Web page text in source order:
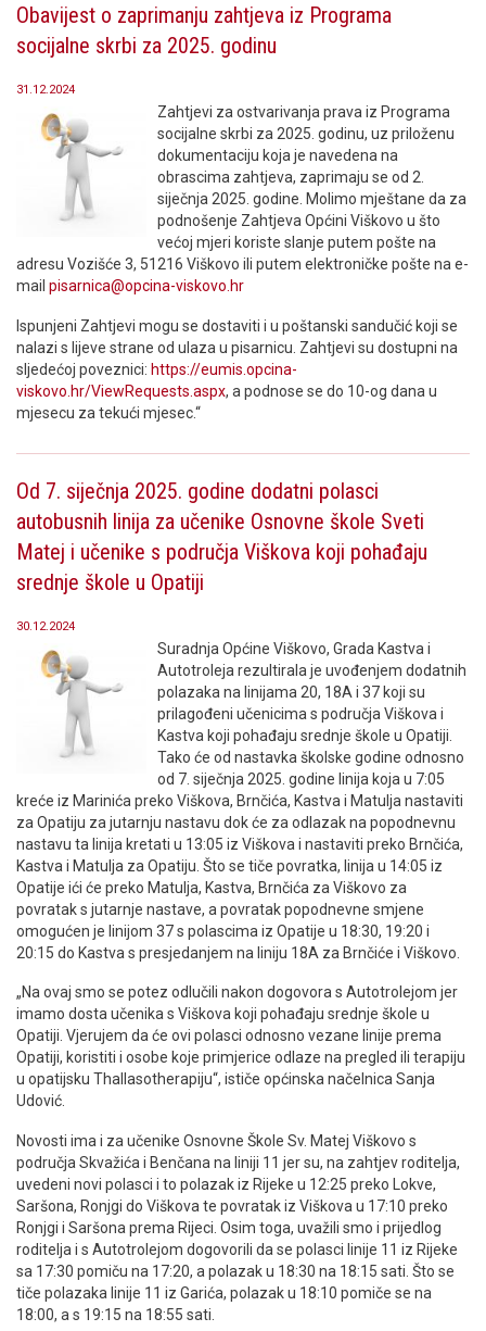
Obavijest o zaprimanju zahtjeva iz Programa
socijalne skrbi za 2025. godinu
31.12.2024
Zahtjevi za ostvarivanja prava iz Programa
socijalne skrbi za 2025. godinu, uz priloženu
dokumentaciju koja je navedena na
obrascima zahtjeva, zaprimaju se od 2.
siječnja 2025. godine. Molimo mještane da za
podnošenje Zahtjeva Općini Viškovo u što
većoj mjeri koriste slanje putem pošte na
adresu Vozišće 3, 51216 Viškovo ili putem elektroničke pošte na e-
mail pisarnica@opcina-viskovo.hr
Ispunjeni Zahtjevi mogu se dostaviti i u poštanski sandučić koji se
nalazi s lijeve strane od ulaza u pisarnicu. Zahtjevi su dostupni na
sljedećoj poveznici: https://eumis.opcina-
viskovo.hr/ViewRequests.aspx, a podnose se do 10-og dana u
mjesecu za tekući mjesec.“
Od 7. siječnja 2025. godine dodatni polasci
autobusnih linija za učenike Osnovne škole Sveti
Matej i učenike s područja Viškova koji pohađaju
srednje škole u Opatiji
30.12.2024
Suradnja Općine Viškovo, Grada Kastva i
Autotroleja rezultirala je uvođenjem dodatnih
polazaka na linijama 20, 18A i 37 koji su
prilagođeni učenicima s područja Viškova i
Kastva koji pohađaju srednje škole u Opatiji.
Tako će od nastavka školske godine odnosno
od 7. siječnja 2025. godine linija koja u 7:05
kreće iz Marinića preko Viškova, Brnčića, Kastva i Matulja nastaviti
za Opatiju za jutarnju nastavu dok će za odlazak na popodnevnu
nastavu ta linija kretati u 13:05 iz Viškova i nastaviti preko Brnčića,
Kastva i Matulja za Opatiju. Što se tiče povratka, linija u 14:05 iz
Opatije ići će preko Matulja, Kastva, Brnčića za Viškovo za
povratak s jutarnje nastave, a povratak popodnevne smjene
omogućen je linijom 37 s polascima iz Opatije u 18:30, 19:20 i
20:15 do Kastva s presjedanjem na liniju 18A za Brnčiće i Viškovo.
„Na ovaj smo se potez odlučili nakon dogovora s Autotrolejom jer
imamo dosta učenika s Viškova koji pohađaju srednje škole u
Opatiji. Vjerujem da će ovi polasci odnosno vezane linije prema
Opatiji, koristiti i osobe koje primjerice odlaze na pregled ili terapiju
u opatijsku Thallasotherapiju“, ističe općinska načelnica Sanja
Udović.
Novosti ima i za učenike Osnovne Škole Sv. Matej Viškovo s
područja Skvažića i Benčana na liniji 11 jer su, na zahtjev roditelja,
uvedeni novi polasci i to polazak iz Rijeke u 12:25 preko Lokve,
Saršona, Ronjgi do Viškova te povratak iz Viškova u 17:10 preko
Ronjgi i Saršona prema Rijeci. Osim toga, uvažili smo i prijedlog
roditelja i s Autotrolejom dogovorili da se polasci linije 11 iz Rijeke
sa 17:30 pomiču na 17:20, a polazak u 18:30 na 18:15 sati. Što se
tiče polazaka linije 11 iz Garića, polazak u 18:10 pomiče se na
18:00, a s 19:15 na 18:55 sati.